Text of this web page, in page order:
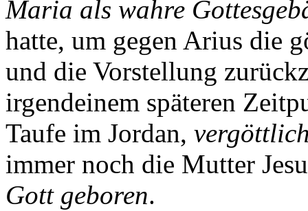
Maria als wahre
hatte, um gegen Arius die
und die Vorstellung
irgendeinem späteren
Taufe im Jordan,
immer noch die Mutter
Gott geboren.